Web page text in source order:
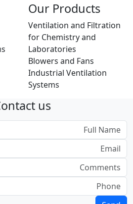
Our Products
Ventilation and Filtration
for Chemistry and
Laboratories
Blowers and Fans
Industrial Ventilation
Systems
us